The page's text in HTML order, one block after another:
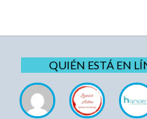
QUIÉN ESTÁ EN